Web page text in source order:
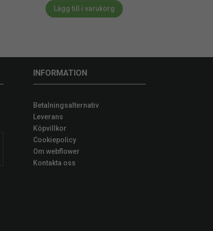
Lägg till i varukorg
INFORMATION
Betalningsalternativ
Leverans
Köpvillkor
Cookiepolicy
Om webflower
Kontakta oss